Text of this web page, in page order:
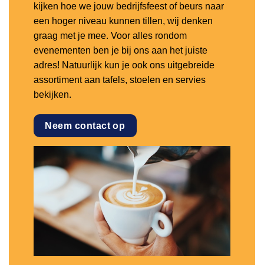
kijken hoe we jouw bedrijfsfeest of beurs naar
een hoger niveau kunnen tillen, wij denken
graag met je mee. Voor alles rondom
evenementen ben je bij ons aan het juiste
adres! Natuurlijk kun je ook ons uitgebreide
assortiment aan tafels, stoelen en servies
bekijken.
Neem contact op